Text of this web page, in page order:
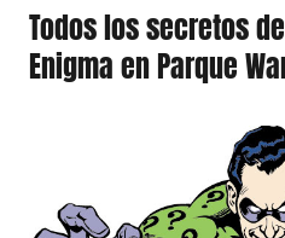
Todos los secretos
Enigma en Parque